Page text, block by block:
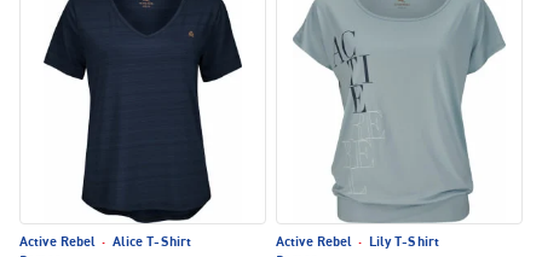
Active Rebel · Alice T-Shirt
Active Rebel ·
Lily T-Shirt